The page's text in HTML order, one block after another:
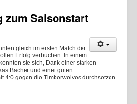
zum Saisonstart
gleich im ersten Match der
Erfolg verbuchen. In einem
sie sich, Dank einer starken
Bacher und einer guten
4:0 gegen die Timberwolves durchsetzen.